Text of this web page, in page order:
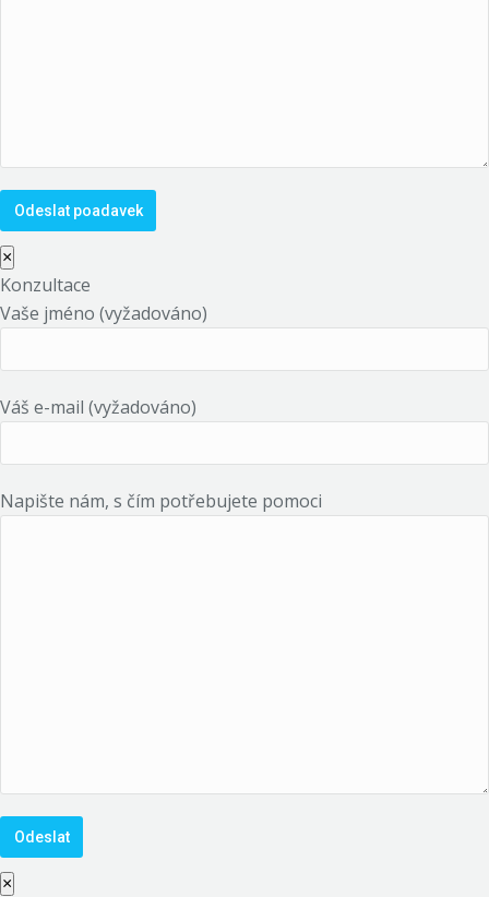
×
Konzultace
Vaše jméno (vyžadováno)
Váš e-mail (vyžadováno)
Napište nám, s čím potřebujete pomoci
×